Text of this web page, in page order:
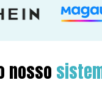
nosso